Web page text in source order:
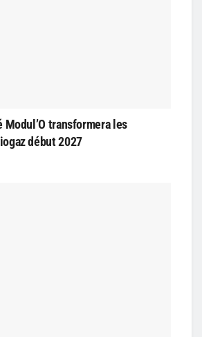
Modul’O transformera les
début 2027